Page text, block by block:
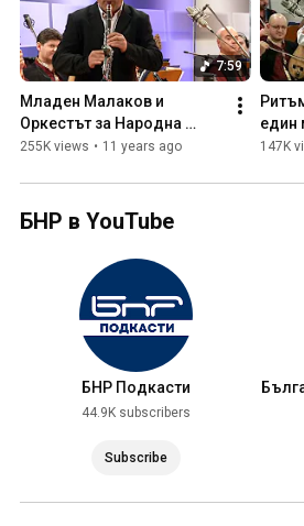
7:59
Младен Малаков и
Оркестът за Народна
музика на БНР | Концерт
255K views • 11 years ago
един
147K
БНР в YouTube
БНР Подкасти
44.9K subscribers
Subscribe